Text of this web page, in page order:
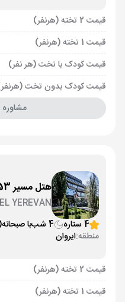
قیمت 2 تخته (هرنفر)
قیمت 1 تخته (هرنفر)
قیمت کودک با تخت (هر نفر)
قیمت کودک بدون تخت
مشاوره
هتل مسیر 53 ایروان
YEREVAN
4 ستاره
4 شب با صبحانه
منطقه:ایروان
قیمت 2 تخته (هرنفر)
قیمت 1 تخته (هرنفر)